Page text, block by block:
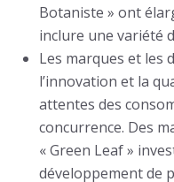
Botaniste » ont
inclure une variété
Les marques et les
l’innovation et la
attentes des
concurrence. Des
« Green Leaf »
développement de